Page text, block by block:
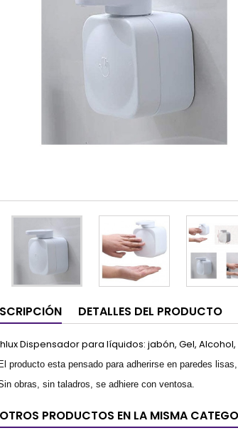
DETALLES DEL PRODUCTO
Dispensador para líquidos: jabón, Gel,
El producto esta pensado para adherirse en paredes
obras, sin taladros, se adhiere con ventosa.
PRODUCTOS EN LA MISMA